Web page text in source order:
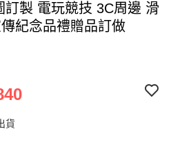
製 電玩競技 3C周邊 滑
紀念品禮贈品訂做
貨